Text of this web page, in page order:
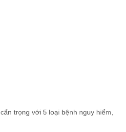
trọng với 5 loại bệnh nguy hiểm,